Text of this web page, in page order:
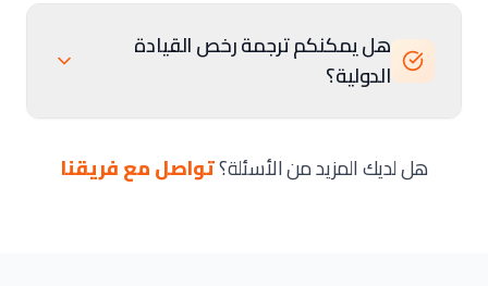
هل يمكنكم ترجمة رخص القيادة
الدولية؟
هل لديك المزيد من الأسئلة؟تواصل مع فريقنا